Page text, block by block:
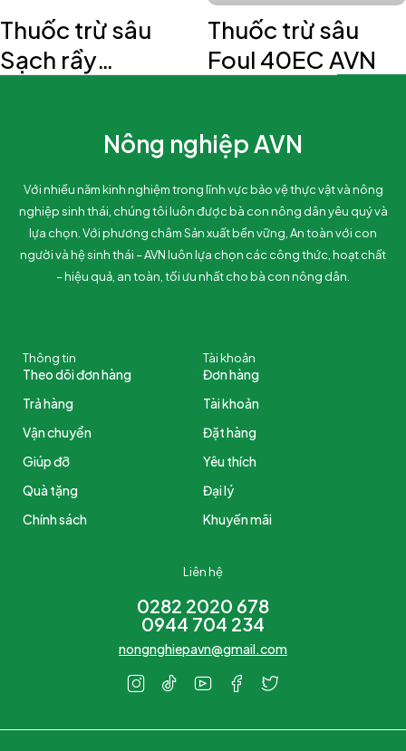
Thuốc trừ sâu
Sạch rầy
Thuốc trừ sâu
Foul 40EC AVN
Nông nghiệp AVN
Với nhiều năm kinh nghiệm trong lĩnh vực bảo vệ thực vật và nông
nghiệp sinh thái, chúng tôi luôn được bà con nông dân yêu quý và
lựa chọn. Với phương châm Sản xuất bền vững, An toàn với con
người và hệ sinh thái – AVN luôn lựa chọn các công thức, hoạt chất
– hiệu quả, an toàn, tối ưu nhất cho bà con nông dân.
Thông tin
Theo dõi đơn hàng
Trả hàng
Vận chuyển
Giúp đỡ
Quà tặng
Chính sách
Tài khoản
Đơn hàng
Tài khoản
Đặt hàng
Yêu thích
Đại lý
Khuyến mãi
Liên hệ
0282 2020 678
0944 704 234
nongnghiepavn@gmail.com